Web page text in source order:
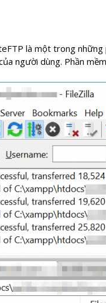
là một trong
người dùng. Phần